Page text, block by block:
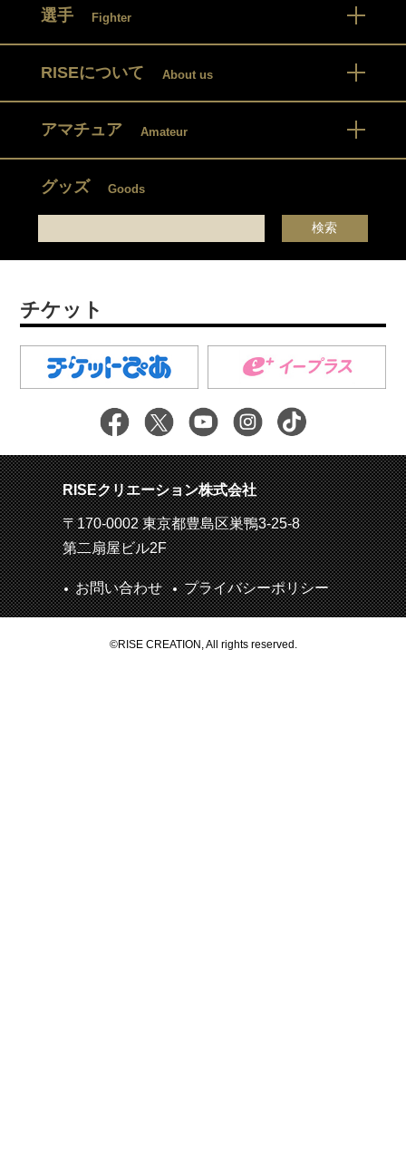
選手 Fighter
RISEについて About us
アマチュア Amateur
グッズ Goods
チケット
RISEクリエーション株式会社
〒170-0002 東京都豊島区巣鴨3-25-8
第二扇屋ビル2F
お問い合わせ プライバシーポリシー
©RISE CREATION, All rights reserved.